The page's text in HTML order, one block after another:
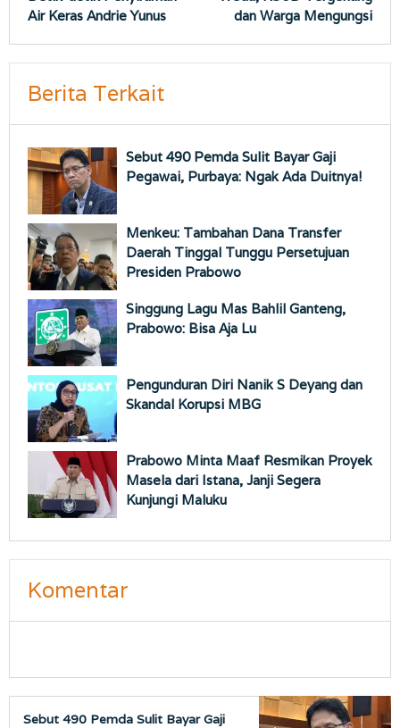
Air Keras Andrie Yunus
dan Warga Mengungsi
Berita Terkait
Sebut 490 Pemda Sulit Bayar Gaji
Pegawai, Purbaya: Ngak Ada Duitnya!
Menkeu: Tambahan Dana Transfer
Daerah Tinggal Tunggu Persetujuan
Presiden Prabowo
Singgung Lagu Mas Bahlil Ganteng,
Prabowo: Bisa Aja Lu
Pengunduran Diri Nanik S Deyang dan
Skandal Korupsi MBG
Prabowo Minta Maaf Resmikan Proyek
Masela dari Istana, Janji Segera
Kunjungi Maluku
Komentar
Sebut 490 Pemda Sulit Bayar Gaji